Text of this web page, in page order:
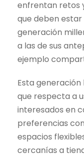
enfrentan retos
que deben estar
generación
a las de sus
ejemplo
Esta
que respecta a
interesados en
preferencias
espacios
cercanías a